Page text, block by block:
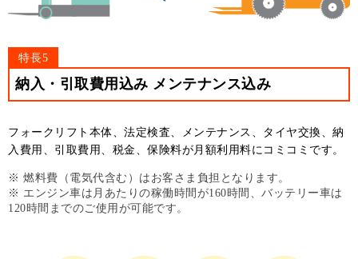
特長5
納入・引取費用込み メンテナンス込み
フォークリフト本体、法定検査、メンテナンス、タイヤ交換、納
入費用、引取費用、税金、保険料が月額利用料にコミコミです。
※ 燃料費（電気代含む）はお客さま負担となります。
※ エンジン車は月あたりの稼働時間が160時間、バッテリー車は
120時間までのご使用が可能です。